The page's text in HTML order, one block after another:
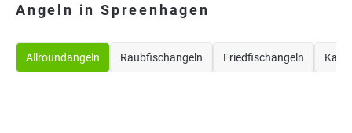
Angeln in Spreenhagen
Allroundangeln Raubfischangeln Friedfischangeln